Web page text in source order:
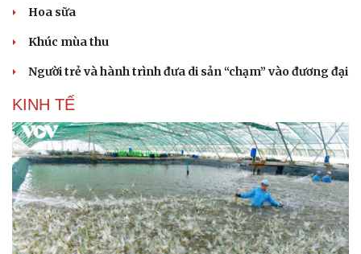
Hoa sữa
Khúc mùa thu
Người trẻ và hành trình đưa di sản “chạm” vào đương đại
KINH TẾ